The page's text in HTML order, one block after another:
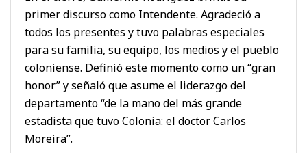
primer discurso como Intendente. Agradeció a
todos los presentes y tuvo palabras especiales
para su familia, su equipo, los medios y el pueblo
coloniense. Definió este momento como un “gran
honor” y señaló que asume el liderazgo del
departamento “de la mano del más grande
estadista que tuvo Colonia: el doctor Carlos
Moreira”.